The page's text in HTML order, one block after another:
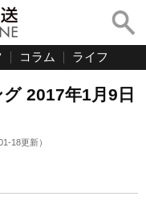
コラム ライフ
2017年1月9日
18更新）